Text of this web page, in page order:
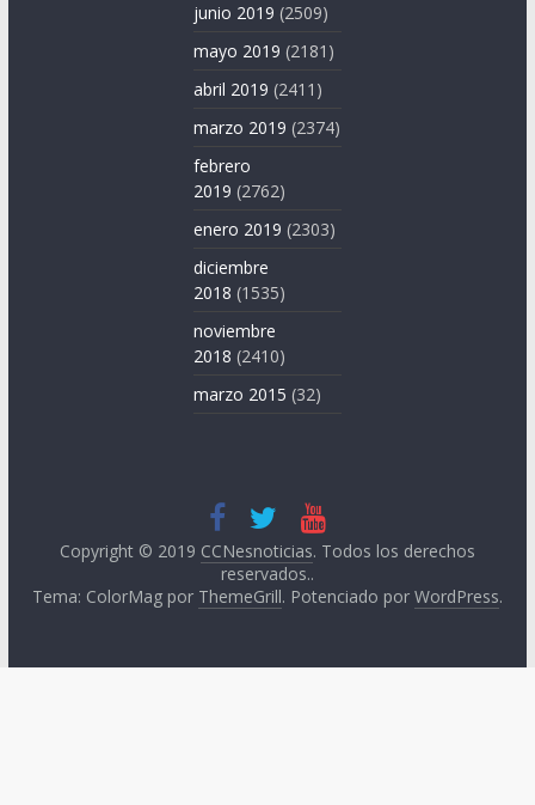
junio 2019 (2509)
mayo 2019 (2181)
abril 2019 (2411)
marzo 2019 (2374)
febrero
2019 (2762)
enero 2019 (2303)
diciembre
2018 (1535)
noviembre
2018 (2410)
marzo 2015 (32)
Copyright © 2019 CCNesnoticias. Todos los derechos
reservados..
Tema: ColorMag por ThemeGrill. Potenciado por WordPress.